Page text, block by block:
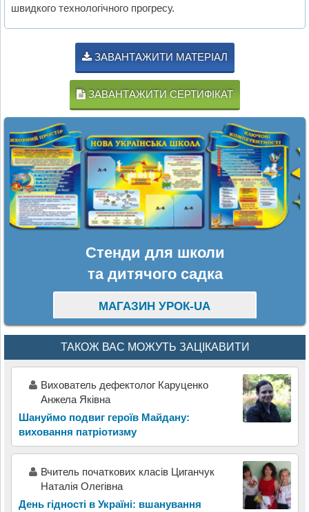
швидкого технологічного прогресу.
ЗАВАНТАЖИТИ МАТЕРІАЛ
ЗАВАНТАЖИТИ СЕРТИФІКАТ
Стенди для школи
та дитячого садка
МАГАЗИН УРОК-UA
ТАКОЖ ВАС МОЖУТЬ ЗАЦІКАВИТИ
Вихователь дефектолог Каруценко
Анжела Яківна
Шануймо подвиг героїв Майдану:
виховання патріотизму
Вчитель початкових класів Циганчук
Наталія Олегівна
День гідності в Україні: вшанування